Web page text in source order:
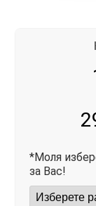
*Моля
за Вас!